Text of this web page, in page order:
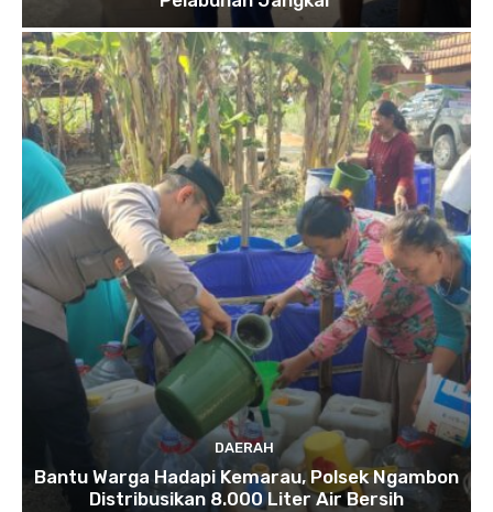
DAERAH
Bantu Warga Hadapi Kemarau, Polsek Ngambon
Distribusikan 8.000 Liter Air Bersih